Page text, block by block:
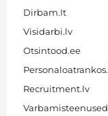
Dirbam.It
Visidarbi.lv
Otsintood.ee
Recruitment.lv